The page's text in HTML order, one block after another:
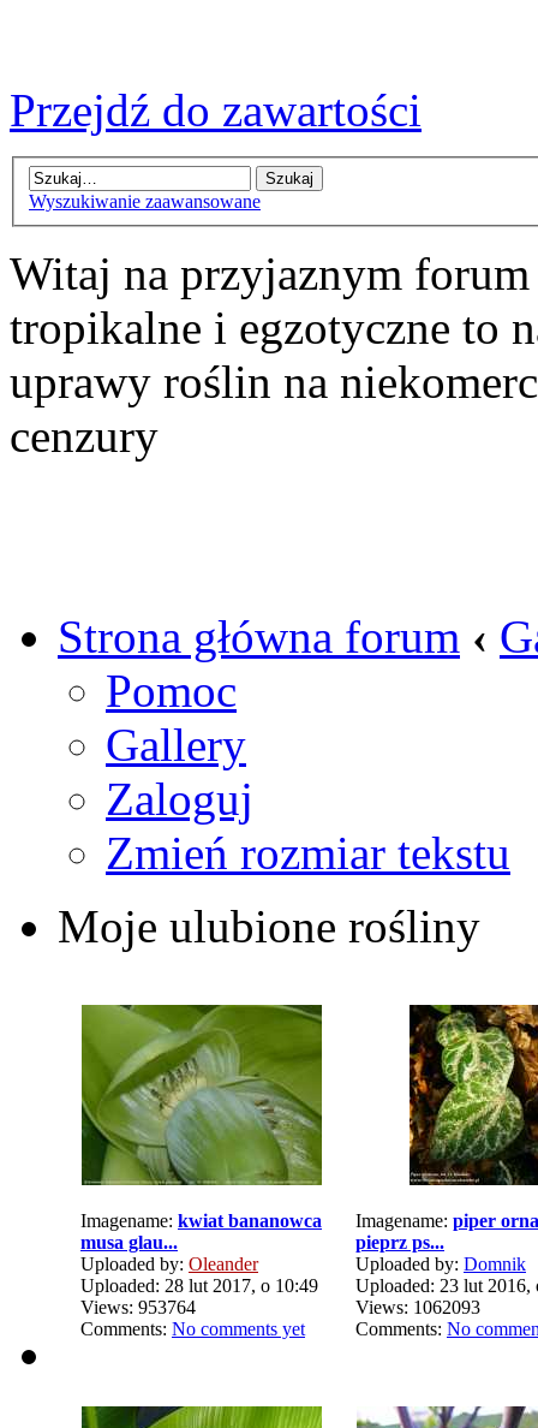
Przejdź do zawartości
Wyszukiwanie zaawansowane
Witaj na przyjaznym
tropikalne i egzotyczne to
uprawy roślin na
cenzury
Strona główna forum ‹
Pomoc
Gallery
Zaloguj
Zmień rozmiar tekstu
Moje ulubione rośliny
Imagename: kwiat bananowca
musa glau...
Uploaded by: Oleander
Uploaded: 28 lut 2017, o 10:49
Views: 953764
Comments: No comments yet
Imagename: piper
pieprz ps...
Uploaded by: Domnik
Uploaded: 23 lut 2016,
Views: 1062093
Comments: No